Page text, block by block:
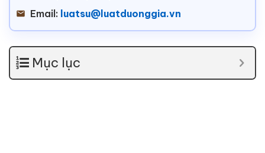
Email: luatsu@luatduonggia.vn
Mục lục